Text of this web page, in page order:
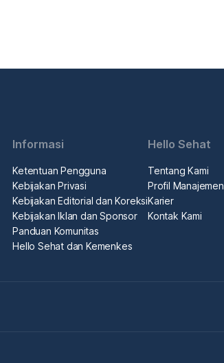
Informasi
Ketentuan Pengguna
Kebijakan Privasi
Kebijakan Editorial dan Koreksi
Kebijakan Iklan dan Sponsor
Panduan Komunitas
Hello Sehat dan Kemenkes
Hello Sehat
Tentang Kami
Profil Manajemen
Karier
Kontak Kami